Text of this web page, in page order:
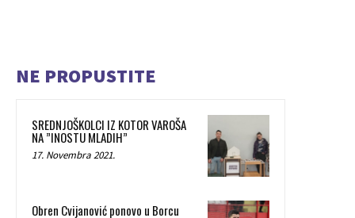
NE PROPUSTITE
SREDNJOŠKOLCI IZ KOTOR VAROŠA
NA ”INOSTU MLADIH”
17. Novembra 2021.
Obren Cvijanović ponovo u Borcu